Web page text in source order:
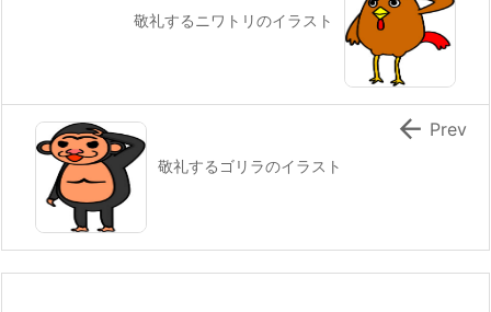
敬礼するニワトリのイラスト
敬礼するゴリラのイラスト
 Prev